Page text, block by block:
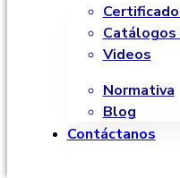
Videos
Normativa
Blog
Contáctanos